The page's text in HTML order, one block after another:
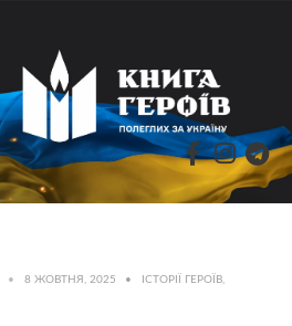
• 8 ЖОВТНЯ, 2025 • ІСТОРІЇ ГЕРОЇВ,